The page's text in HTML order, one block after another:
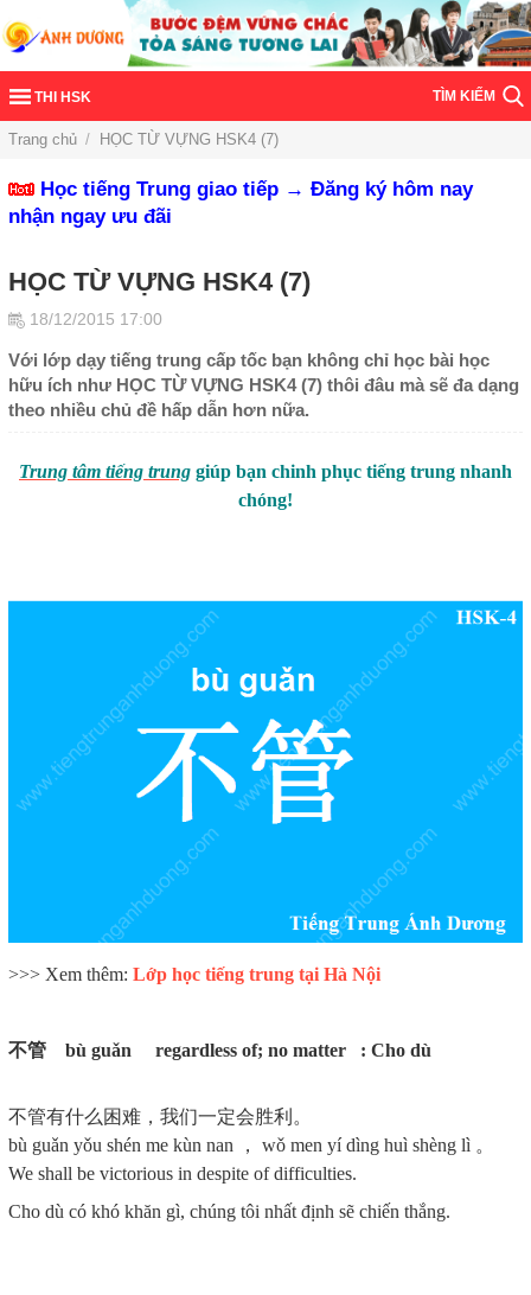
THI HSK TÌM KIẾM
Trang chủ / HỌC TỪ VỰNG HSK4 (7)
Học tiếng Trung giao tiếp → Đăng ký hôm nay
nhận ngay ưu đãi
HỌC TỪ VỰNG HSK4 (7)
18/12/2015 17:00
Với lớp dạy tiếng trung cấp tốc bạn không chỉ học bài học
hữu ích như HỌC TỪ VỰNG HSK4 (7) thôi đâu mà sẽ đa dạng
theo nhiều chủ đề hấp dẫn hơn nữa.
Trung tâm tiếng trung giúp bạn chinh phục tiếng trung nhanh
chóng!
>>> Xem thêm: Lớp học tiếng trung tại Hà Nội
不管 bù guǎn regardless of; no matter : Cho dù
不管有什么困难，我们一定会胜利。
bù guǎn yǒu shén me kùn nan ， wǒ men yí dìng huì shèng lì 。
We shall be victorious in despite of difficulties.
Cho dù có khó khăn gì, chúng tôi nhất định sẽ chiến thắng.